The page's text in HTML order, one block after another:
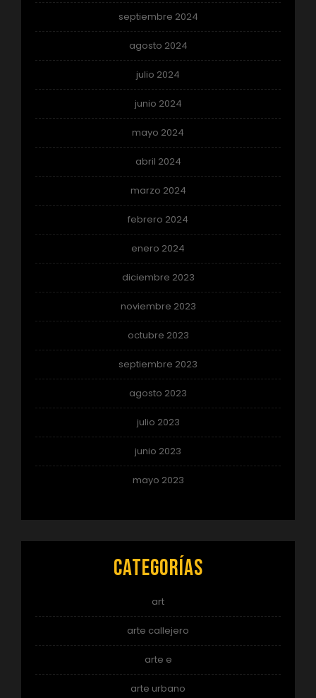
septiembre 2024
agosto 2024
julio 2024
junio 2024
mayo 2024
abril 2024
marzo 2024
febrero 2024
enero 2024
diciembre 2023
noviembre 2023
octubre 2023
septiembre 2023
agosto 2023
julio 2023
junio 2023
mayo 2023
Categorías
art
arte callejero
arte e
arte urbano